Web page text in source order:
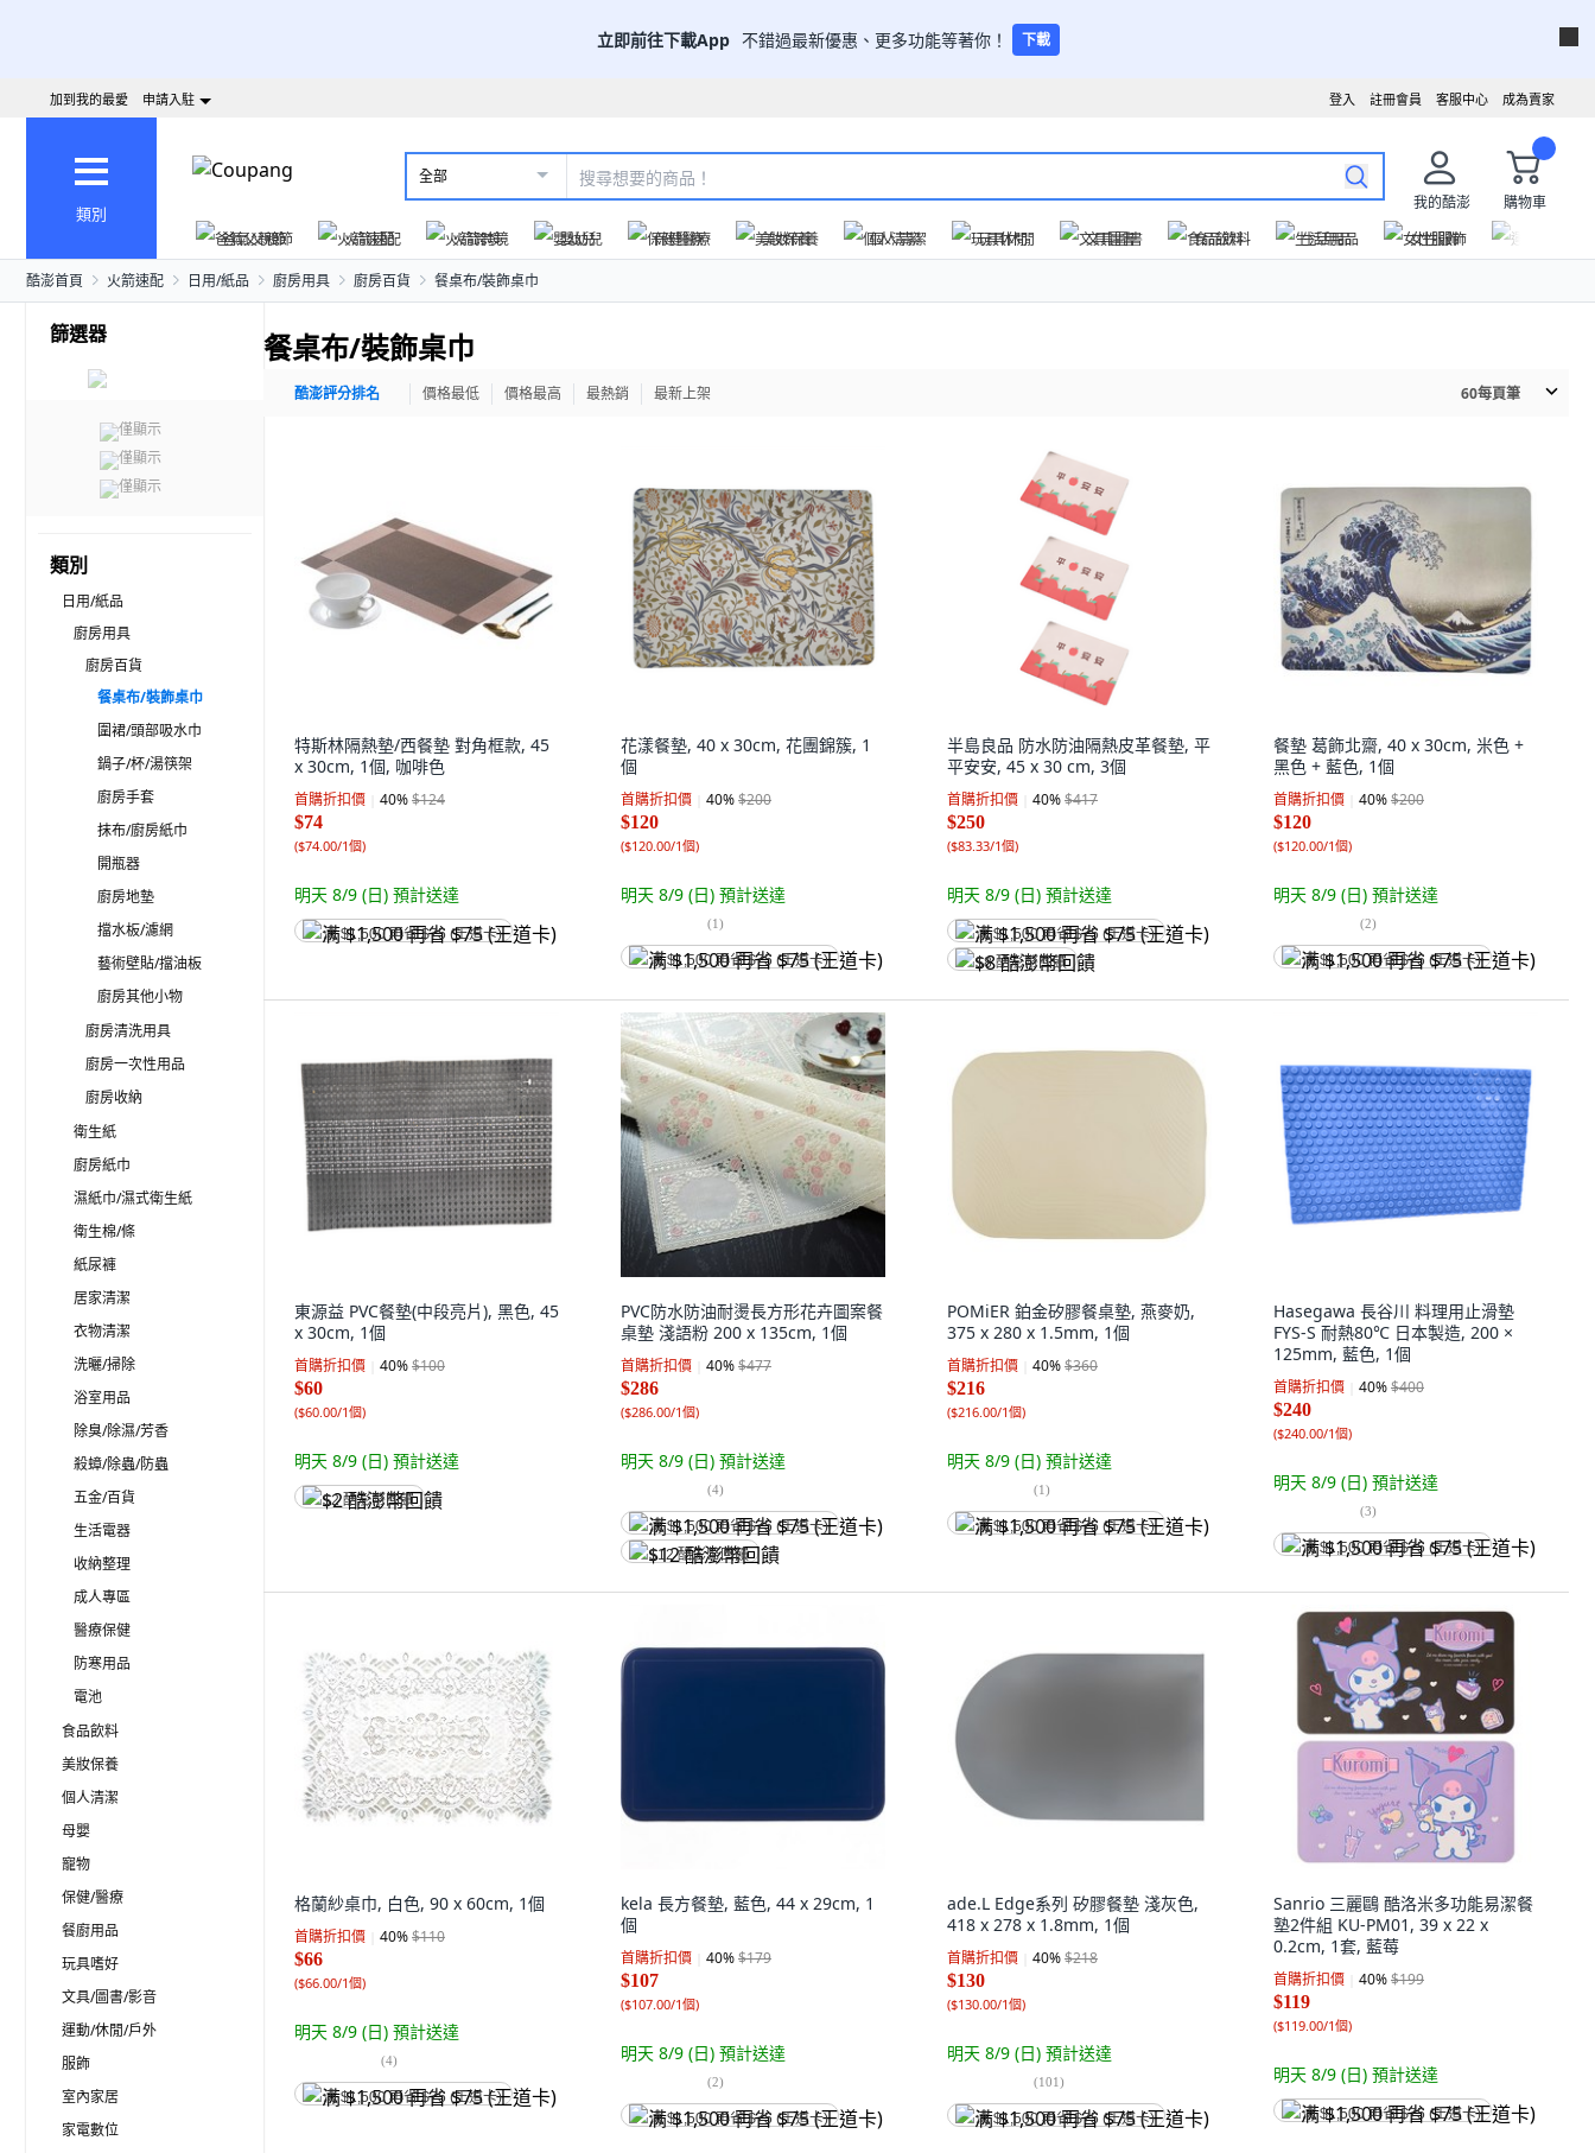
立即前往下載App 不錯過最新優惠、更多功能等著你！ 下載
成為賣家
客服中心
註冊會員
登入
加到我的最愛 申請入駐
類別
全部
我的酷澎
購物車
爸氣父親節
火箭速配 火箭跨境 嬰幼兒 保健醫療 美妝保養 個人清潔 玩具休閒 文具圖書 食品飲料 生活用品 女性服飾
酷澎首頁 火箭速配 日用/紙品 廚房用具 廚房百貨 餐桌布/裝飾桌巾
篩選器
僅顯示
僅顯示
僅顯示
類別
日用/紙品
廚房用具
廚房百貨
餐桌布/裝飾桌巾
圍裙/頭部吸水巾
鍋子/杯/湯筷架
廚房手套
抹布/廚房紙巾
開瓶器
廚房地墊
擋水板/濾網
藝術壁貼/擋油板
廚房其他小物
廚房清洗用具
廚房一次性用品
廚房收納
衛生紙
廚房紙巾
濕紙巾/濕式衛生紙
衛生棉/條
紙尿褲
居家清潔
衣物清潔
洗曬/掃除
浴室用品
除臭/除濕/芳香
殺蟑/除蟲/防蟲
五金/百貨
生活電器
收納整理
成人專區
醫療保健
防寒用品
電池
食品飲料
美妝保養
個人清潔
母嬰
寵物
保健/醫療
餐廚用品
玩具嗜好
文具/圖書/影音
運動/休閒/戶外
服飾
室內家居
家電數位
餐桌布/裝飾桌巾
酷澎評分排名 價格最低 價格最高 最熱銷 最新上架 60每頁筆
特斯林隔熱墊/西餐墊 對角框款, 45
x 30cm, 1個, 咖啡色
首購折扣價 40%$124
$74
($74.00/1個)
明天 8/9 (日) 預計送達
满 $1,500 再省 $75 (王道卡)
花漾餐墊, 40 x 30cm, 花團錦簇, 1
個
首購折扣價 40%$200
$120
($120.00/1個)
明天 8/9 (日) 預計送達
(1)
满 $1,500 再省 $75 (王道卡)
半島良品 防水防油隔熱皮革餐墊, 平
平安安, 45 x 30 cm, 3個
首購折扣價 40%$417
$250
($83.33/1個)
明天 8/9 (日) 預計送達
满 $1,500 再省 $75 (王道卡)
$8 酷澎幣回饋
餐墊 葛飾北齋, 40 x 30cm, 米色 +
黑色 + 藍色, 1個
首購折扣價 40%$200
$120
($120.00/1個)
明天 8/9 (日) 預計送達
(2)
满 $1,500 再省 $75 (王道卡)
東源益 PVC餐墊(中段亮片), 黑色, 45
x 30cm, 1個
首購折扣價 40%$100
$60
($60.00/1個)
明天 8/9 (日) 預計送達
$2 酷澎幣回饋
PVC防水防油耐燙長方形花卉圖案餐
桌墊 淺語粉 200 x 135cm, 1個
首購折扣價 40%$477
$286
($286.00/1個)
明天 8/9 (日) 預計送達
(4)
满 $1,500 再省 $75 (王道卡)
$12 酷澎幣回饋
POMiER 鉑金矽膠餐桌墊, 燕麥奶,
375 x 280 x 1.5mm, 1個
首購折扣價 40%$360
$216
($216.00/1個)
明天 8/9 (日) 預計送達
(1)
满 $1,500 再省 $75 (王道卡)
Hasegawa 長谷川 料理用止滑墊
FYS-S 耐熱80℃ 日本製造, 200 ×
125mm, 藍色, 1個
首購折扣價 40%$400
$240
($240.00/1個)
明天 8/9 (日) 預計送達
(3)
满 $1,500 再省 $75 (王道卡)
格蘭紗桌巾, 白色, 90 x 60cm, 1個
首購折扣價 40%$110
$66
($66.00/1個)
明天 8/9 (日) 預計送達
(4)
满 $1,500 再省 $75 (王道卡)
kela 長方餐墊, 藍色, 44 x 29cm, 1
個
首購折扣價 40%$179
$107
($107.00/1個)
明天 8/9 (日) 預計送達
(2)
满 $1,500 再省 $75 (王道卡)
ade.L Edge系列 矽膠餐墊 淺灰色,
418 x 278 x 1.8mm, 1個
首購折扣價 40%$218
$130
($130.00/1個)
明天 8/9 (日) 預計送達
(101)
满 $1,500 再省 $75 (王道卡)
Sanrio 三麗鷗 酷洛米多功能易潔餐
塾2件組 KU-PM01, 39 x 22 x
0.2cm, 1套, 藍莓
首購折扣價 40%$199
$119
($119.00/1個)
明天 8/9 (日) 預計送達
满 $1,500 再省 $75 (王道卡)